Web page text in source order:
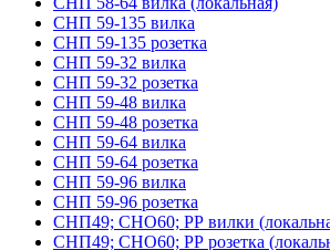
СНП 59-135 вилка
СНП 59-135 розетка
СНП 59-32 вилка
СНП 59-32 розетка
СНП 59-48 вилка
СНП 59-48 розетка
СНП 59-64 вилка
СНП 59-64 розетка
СНП 59-96 вилка
СНП 59-96 розетка
СНП49; СНО60; РР вилки
СНП49; СНО60; РР розетка